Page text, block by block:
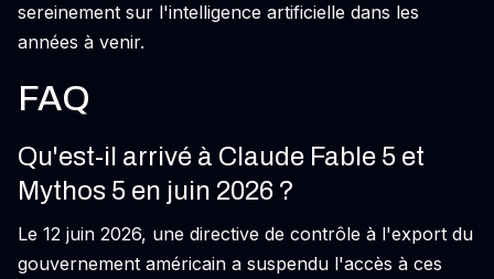
sereinement sur l'intelligence artificielle dans les
années à venir.
FAQ
Qu'est-il arrivé à Claude Fable 5 et
Mythos 5 en juin 2026 ?
Le 12 juin 2026, une directive de contrôle à l'export du
gouvernement américain a suspendu l'accès à ces